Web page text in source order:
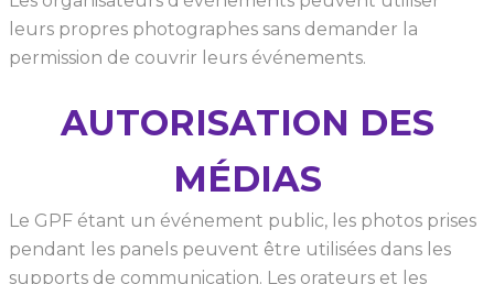
leurs propres photographes sans demander la
permission de couvrir leurs événements.
AUTORISATION DES
MÉDIAS
Le GPF étant un événement public, les photos prises
pendant les panels peuvent être utilisées dans les
supports de communication. Les orateurs et les